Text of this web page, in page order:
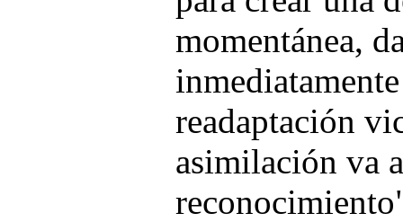
momentánea,
readaptación
asimilación va